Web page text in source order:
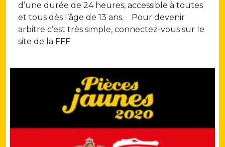
d’une durée de 24 heures, accessible à toutes
et tous dès l’âge de 13 ans. Pour devenir
arbitre c’est très simple, connectez-vous sur le
site de la FFF